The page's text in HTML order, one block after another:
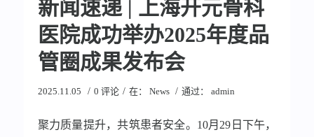
新闻速递 | 上海开元骨科
医院成功举办2025年度品
管圈成果发布会
2025.11.05 / 0 评论 / 在： News / 通过： admin
聚力质量提升，共筑患者安全。10月29日下午，